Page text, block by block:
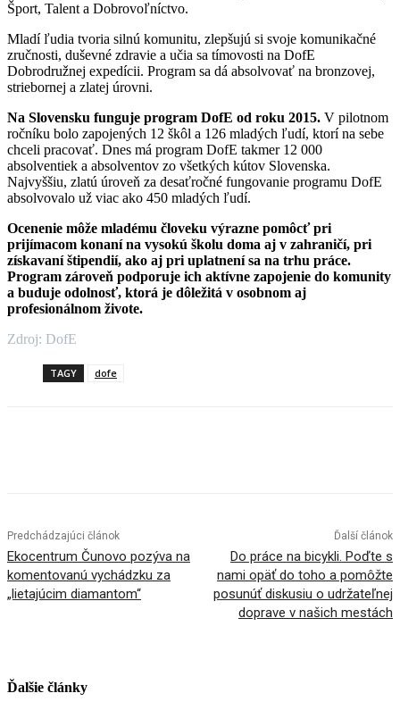
Šport, Talent a Dobrovoľníctvo.
Mladí ľudia tvoria silnú komunitu, zlepšujú si svoje komunikačné
zručnosti, duševné zdravie a učia sa tímovosti na DofE
Dobrodružnej expedícii. Program sa dá absolvovať na bronzovej,
striebornej a zlatej úrovni.
Na Slovensku funguje program DofE od roku 2015. V pilotnom
ročníku bolo zapojených 12 škôl a 126 mladých ľudí, ktorí na sebe
chceli pracovať. Dnes má program DofE takmer 12 000
absolventiek a absolventov zo všetkých kútov Slovenska.
Najvyššiu, zlatú úroveň za desaťročné fungovanie programu DofE
absolvovalo už viac ako 450 mladých ľudí.
Ocenenie môže mladému človeku výrazne pomôcť pri
prijímacom konaní na vysokú školu doma aj v zahraničí, pri
získavaní štipendií, ako aj pri uplatnení sa na trhu práce.
Program zároveň podporuje ich aktívne zapojenie do komunity
a buduje odolnosť, ktorá je dôležitá v osobnom aj
profesionálnom živote.
Zdroj: DofE
TAGY dofe
Predchádzajúci článok
Ekocentrum Čunovo pozýva na
komentovanú vychádzku za
„lietajúcim diamantom“
Ďalší článok
Do práce na bicykli. Poďte s
nami opäť do toho a pomôžte
posunúť diskusiu o udržateľnej
doprave v našich mestách
Ďalšie články